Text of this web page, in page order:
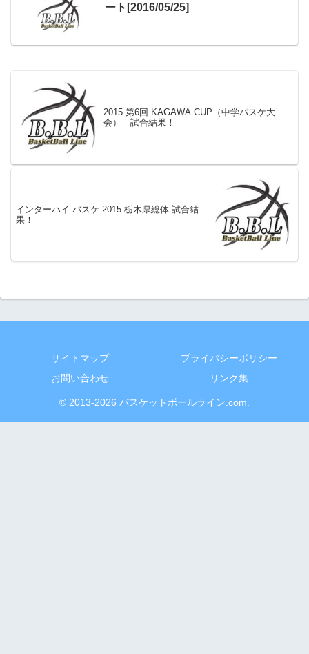
ート[2016/05/25]
2015 第6回 KAGAWA CUP（中学バスケ大
会） 試合結果！
インターハイ バスケ 2015 栃木県総体 試合結
果！
サイトマップ
プライバシーポリシー
お問い合わせ
リンク集
© 2013-2026 バスケットボールライン.com.